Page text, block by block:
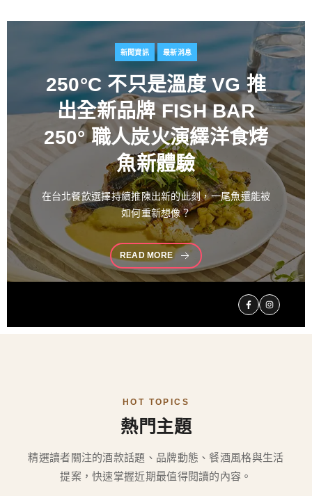
新聞資訊 最新消息
百富攜手金獎藝術家推出
花時心藝限量禮盒 循四季
流轉描繪時間之美 演繹過
桶工藝經典 獻禮中秋
中秋佳節向來是傳遞情誼與分享珍藏的重要時刻。堅
持百年製酒工藝
READ MORE
HOT TOPICS
熱門主題
精選讀者關注的酒款話題、品牌動態、餐酒風格與生活
提案，快速掌握近期最值得閱讀的內容。